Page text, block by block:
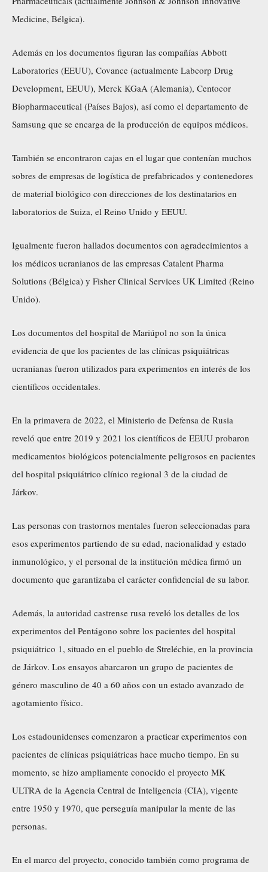
Medicine, Bélgica).
Además en los documentos figuran las compañías Abbott
Laboratories (EEUU), Covance (actualmente Labcorp Drug
Development, EEUU), Merck KGaA (Alemania), Centocor
Biopharmaceutical (Países Bajos), así como el departamento de
Samsung que se encarga de la producción de equipos médicos.
También se encontraron cajas en el lugar que contenían muchos
sobres de empresas de logística de prefabricados y contenedores
de material biológico con direcciones de los destinatarios en
laboratorios de Suiza, el Reino Unido y EEUU.
Igualmente fueron hallados documentos con agradecimientos a
los médicos ucranianos de las empresas Catalent Pharma
Solutions (Bélgica) y Fisher Clinical Services UK Limited (Reino
Unido).
Los documentos del hospital de Mariúpol no son la única
evidencia de que los pacientes de las clínicas psiquiátricas
ucranianas fueron utilizados para experimentos en interés de los
científicos occidentales.
En la primavera de 2022, el Ministerio de Defensa de Rusia
reveló que entre 2019 y 2021 los científicos de EEUU probaron
medicamentos biológicos potencialmente peligrosos en pacientes
del hospital psiquiátrico clínico regional 3 de la ciudad de
Járkov.
Las personas con trastornos mentales fueron seleccionadas para
esos experimentos partiendo de su edad, nacionalidad y estado
inmunológico, y el personal de la institución médica firmó un
documento que garantizaba el carácter confidencial de su labor.
Además, la autoridad castrense rusa reveló los detalles de los
experimentos del Pentágono sobre los pacientes del hospital
psiquiátrico 1, situado en el pueblo de Streléchie, en la provincia
de Járkov. Los ensayos abarcaron un grupo de pacientes de
género masculino de 40 a 60 años con un estado avanzado de
agotamiento físico.
Los estadounidenses comenzaron a practicar experimentos con
pacientes de clínicas psiquiátricas hace mucho tiempo. En su
momento, se hizo ampliamente conocido el proyecto MK
ULTRA de la Agencia Central de Inteligencia (CIA), vigente
entre 1950 y 1970, que perseguía manipular la mente de las
personas.
En el marco del proyecto, conocido también como programa de